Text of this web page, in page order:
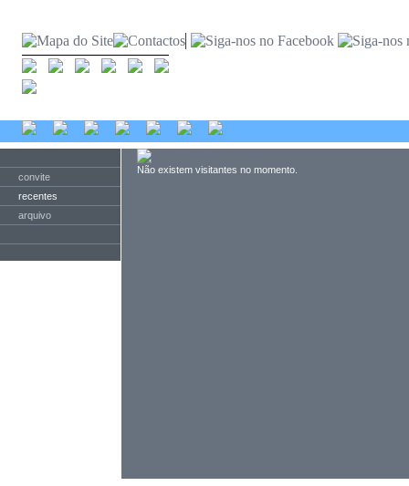
convite
recentes
arquivo
Não existem visitantes no momento.